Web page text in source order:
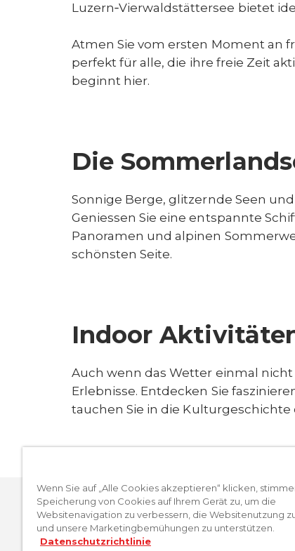
Luzern‑Vierwaldstättersee bietet
Atmen Sie vom ersten Moment an
perfekt für alle, die ihre freie Zeit
beginnt hier.
Die
Sonnige Berge, glitzernde Seen
Geniessen Sie eine entspannte
Panoramen und alpinen
schönsten Seite.
Indoor
Auch wenn das Wetter einmal
Erlebnisse. Entdecken Sie
tauchen Sie in die Kulturgeschichte
Wenn Sie auf „Alle Cookies akzeptieren“ klicken,
Speicherung von Cookies auf Ihrem Gerät zu, um die
Websitenavigation zu verbessern, die Websitenutzung
und unsere Marketingbemühungen zu unterstützen.
Datenschutzrichtlinie